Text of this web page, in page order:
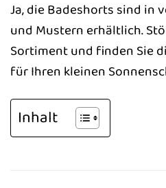
Ja, die Badeshorts sind in
und Mustern erhältlich.
Sortiment und finden Sie
für Ihren kleinen
Inhalt